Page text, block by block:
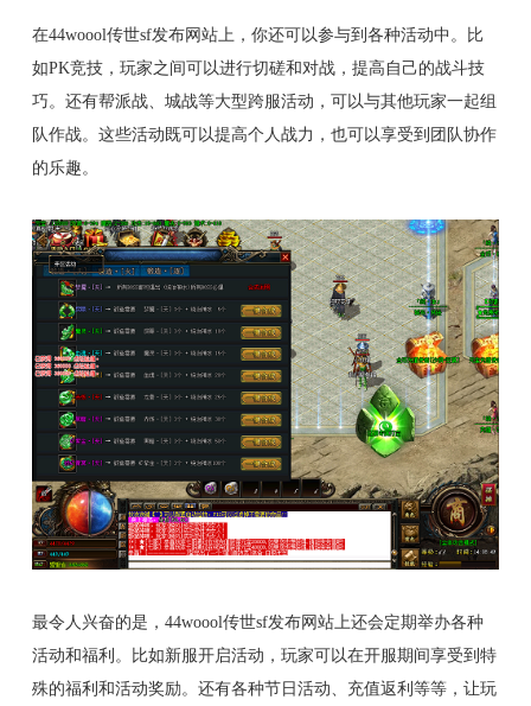
在44woool传世sf发布网站上，你还可以参与到各种活动中。比
如PK竞技，玩家之间可以进行切磋和对战，提高自己的战斗技
巧。还有帮派战、城战等大型跨服活动，可以与其他玩家一起组
队作战。这些活动既可以提高个人战力，也可以享受到团队协作
的乐趣。
最令人兴奋的是，44woool传世sf发布网站上还会定期举办各种
活动和福利。比如新服开启活动，玩家可以在开服期间享受到特
殊的福利和活动奖励。还有各种节日活动、充值返利等等，让玩